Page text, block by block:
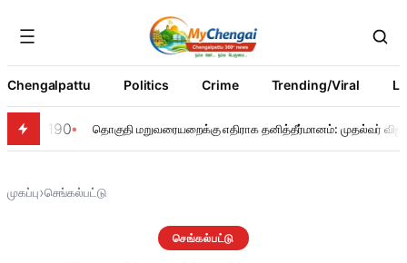
Chengalpattu Politics Crime Trending/Viral
190 தொகுதி மறுவரையறைக்கு எதிராக தனித்தீர்மானம்: முதல்வர் விஜய்
முகப்பு›செங்கல்பட்டு
செங்கல்பட்டு